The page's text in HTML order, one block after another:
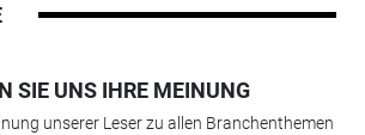
SIE UNS IHRE MEINUNG
unserer Leser zu allen Branchenthemen